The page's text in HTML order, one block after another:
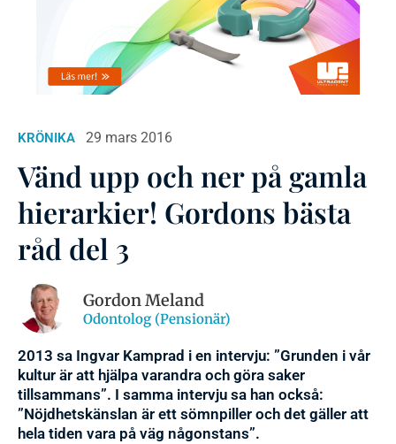
KRÖNIKA 29 mars 2016
Vänd upp och ner på gamla
hierarkier! Gordons bästa
råd del 3
Gordon Meland
Odontolog (Pensionär)
2013 sa Ingvar Kamprad i en intervju: ”Grunden i vår
kultur är att hjälpa varandra och göra saker
tillsammans”. I samma intervju sa han också:
”Nöjdhetskänslan är ett sömnpiller och det gäller att
hela tiden vara på väg någonstans”.